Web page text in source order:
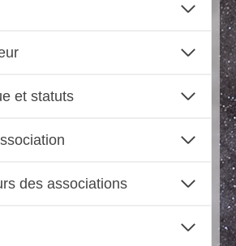
et statuts
des associations